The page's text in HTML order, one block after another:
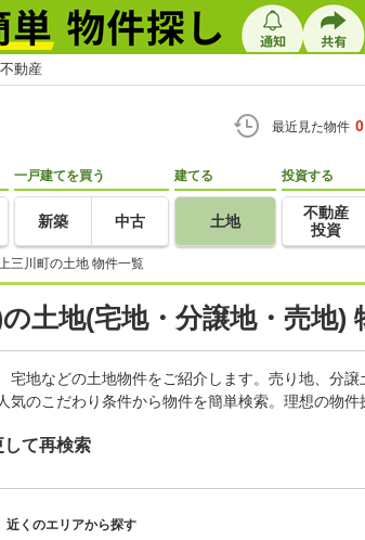
動産
最近見た物件 0
一戸建てを買う
新築 中古
建てる
土地
投資する
不動産
投資
三川町の土地 物件一覧
土地(宅地・分譲地・売地)
地などの土地物件をご紹介します。売り地、分
のこだわり条件から物件を簡単検索。理想の物件
て再検索
近くのエリアから探す